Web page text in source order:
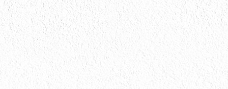
会社情報とサイトマップ
会社情報